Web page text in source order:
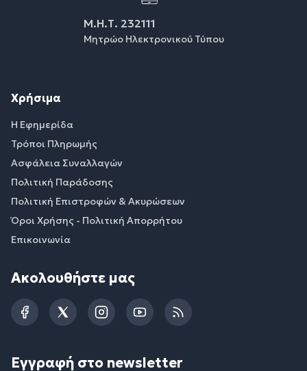
Μ.Η.Τ. 232111
Μητρώο Ηλεκτρονικού Τύπου
Χρήσιμα
Η Εφημερίδα
Τρόποι Πληρωμής
Ασφάλεια Συναλλαγών
Πολιτική Παράδοσης
Πολιτική Επιστροφών & Ακυρώσεων
Όροι Χρήσης - Πολιτική Απορρήτου
Επικοινωνία
Ακολουθήστε μας
FacebookTwitterInstagramYouTubeRSS
Εγγραφή στο newsletter